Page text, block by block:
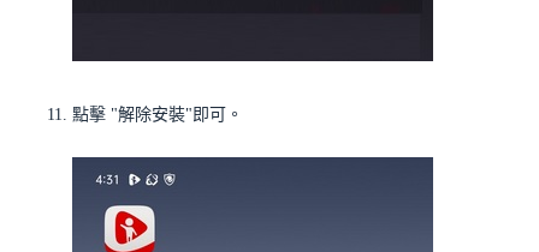
點擊 "解除安裝"即可。